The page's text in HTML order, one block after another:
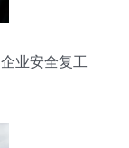
业安全复工